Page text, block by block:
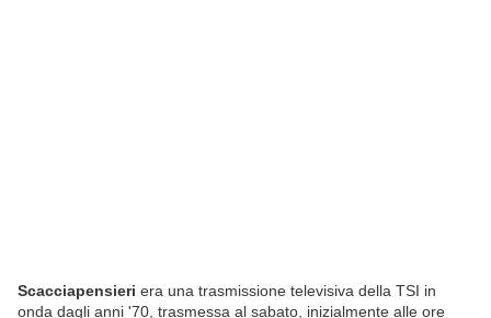
Scacciapensieri era una trasmissione televisiva della TSI in
onda dagli anni '70, trasmessa al sabato, inizialmente alle ore